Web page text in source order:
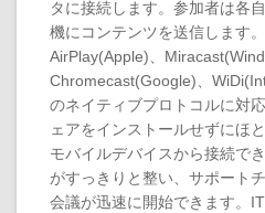
タに接続します。参加者は各
機にコンテンツを送信します
AirPlay(Apple)、
Chromecast(Google)、
のネイティブプロトコルに対
ェアをインストールせずにほ
モバイルデバイスから接続で
がすっきりと整い、サポート
会議が迅速に開始できます。